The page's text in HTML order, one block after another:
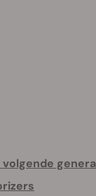
volgende